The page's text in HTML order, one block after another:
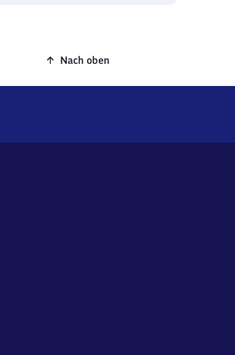
Nach oben